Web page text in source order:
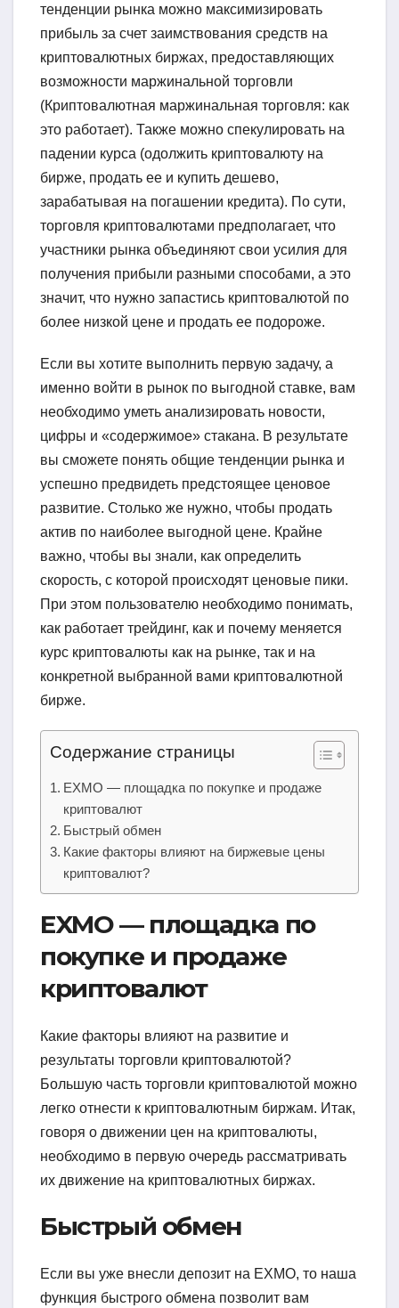
тенденции рынка можно максимизировать
прибыль за счет заимствования средств на
криптовалютных биржах, предоставляющих
возможности маржинальной торговли
(Криптовалютная маржинальная торговля: как
это работает). Также можно спекулировать на
падении курса (одолжить криптовалюту на
бирже, продать ее и купить дешево,
зарабатывая на погашении кредита). По сути,
торговля криптовалютами предполагает, что
участники рынка объединяют свои усилия для
получения прибыли разными способами, а это
значит, что нужно запастись криптовалютой по
более низкой цене и продать ее подороже.
Если вы хотите выполнить первую задачу, а
именно войти в рынок по выгодной ставке, вам
необходимо уметь анализировать новости,
цифры и «содержимое» стакана. В результате
вы сможете понять общие тенденции рынка и
успешно предвидеть предстоящее ценовое
развитие. Столько же нужно, чтобы продать
актив по наиболее выгодной цене. Крайне
важно, чтобы вы знали, как определить
скорость, с которой происходят ценовые пики.
При этом пользователю необходимо понимать,
как работает трейдинг, как и почему меняется
курс криптовалюты как на рынке, так и на
конкретной выбранной вами криптовалютной
бирже.
Содержание страницы
EXMO — площадка по покупке и продаже
криптовалют
Быстрый обмен
Какие факторы влияют на биржевые цены
криптовалют?
EXMO — площадка по
покупке и продаже
криптовалют
Какие факторы влияют на развитие и
результаты торговли криптовалютой?
Большую часть торговли криптовалютой можно
легко отнести к криптовалютным биржам. Итак,
говоря о движении цен на криптовалюты,
необходимо в первую очередь рассматривать
их движение на криптовалютных биржах.
Быстрый обмен
Если вы уже внесли депозит на EXMO, то наша
функция быстрого обмена позволит вам